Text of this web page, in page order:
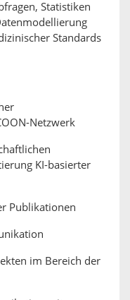
Statistiken
Standards
Netzwerk
KI-basierter
Publikationen
im Bereich der